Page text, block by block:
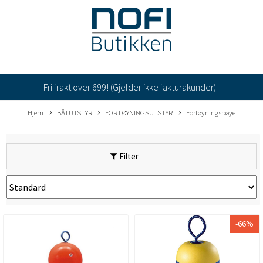
Fri frakt over 699! (Gjelder ikke fakturakunder)
Hjem BÅTUTSTYR FORTØYNINGSUTSTYR Fortøyningsbøye
Filter
-66%